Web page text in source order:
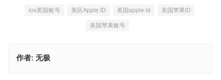
ios美国账号 美区Apple ID 美国apple id 美国苹果ID
美国苹果账号
作者: 无极